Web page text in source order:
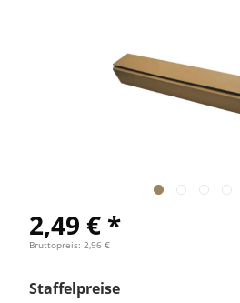
2,49 € *
Bruttopreis: 2,96 €
Staffelpreise